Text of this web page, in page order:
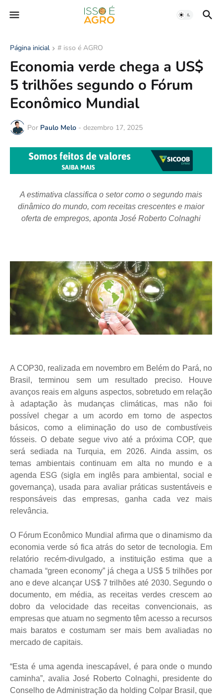
Página inicial # isso é AGRO
Economia verde chega a US$
5 trilhões segundo o Fórum
Econômico Mundial
Por Paulo Melo - dezembro 17, 2025
A estimativa classifica o setor como o segundo mais
dinâmico do mundo, com receitas crescentes e maior
oferta de empregos, aponta José Roberto Colnaghi
A COP30, realizada em novembro em Belém do Pará, no
Brasil, terminou sem um resultado preciso. Houve
avanços reais em alguns aspectos, sobretudo em relação
à adaptação às mudanças climáticas, mas não foi
possível chegar a um acordo em torno de aspectos
básicos, como a eliminação do uso de combustíveis
fósseis. O debate segue vivo até a próxima COP, que
será sediada na Turquia, em 2026. Ainda assim, os
temas ambientais continuam em alta no mundo e a
agenda ESG (sigla em inglês para ambiental, social e
governança), usada para avaliar práticas sustentáveis e
responsáveis das empresas, ganha cada vez mais
relevância.
O Fórum Econômico Mundial afirma que o dinamismo da
economia verde só fica atrás do setor de tecnologia. Em
relatório recém-divulgado, a instituição estima que a
chamada “green economy” já chega a US$ 5 trilhões por
ano e deve alcançar US$ 7 trilhões até 2030. Segundo o
documento, em média, as receitas verdes crescem ao
dobro da velocidade das receitas convencionais, as
empresas que atuam no segmento têm acesso a recursos
mais baratos e costumam ser mais bem avaliadas no
mercado de capitais.
“Esta é uma agenda inescapável, é para onde o mundo
caminha”, avalia José Roberto Colnaghi, presidente do
Conselho de Administração da holding Colpar Brasil, que